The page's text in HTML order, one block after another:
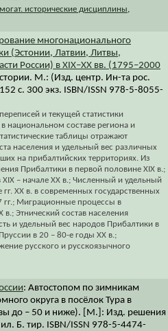
исторические дисциплины,
многонационального
(Эстонии, Латвии, Литвы,
России) в XIX–XX вв. (1795–2000
М.: (Изд. центр. Ин-та рос.
с. 300 экз. ISBN/ISSN 978-5-8055-
и текущей статистики
национальном составе региона и
таблицы отражают
населения и удельный вес различных
на прибалтийских территориях. Из
Прибалтики в первой половине XIX в.;
– начале XX в.; Численный и удельный
XX в. в современных государственных
гг.; Миграционные процессы в
Этнический состав населения
и удельный вес народов Прибалтики в
в 20 – 80-е годы XX в.;
русского и русскоязычного
: Автостопом по зимникам
округа в посёлок Тура в
до – 50 и ниже). [М.]: Изд. решения
Б. тир. ISBN/ISSN 978-5-4474-